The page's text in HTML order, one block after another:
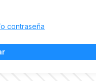
contraseña